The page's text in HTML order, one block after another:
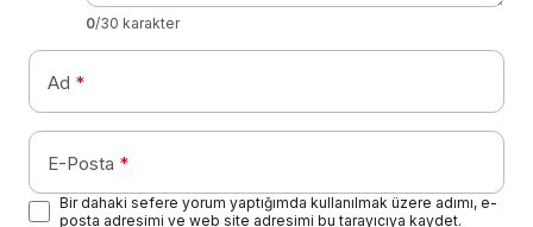
0/30 karakter
Ad *
E-Posta *
Bir dahaki sefere yorum yaptığımda kullanılmak üzere adımı, e-
posta adresimi ve web site adresimi bu tarayıcıya kaydet.